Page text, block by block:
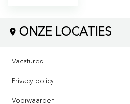
LOCATIES
ONZE LOCATIES
Contact
Vacatures
Privacy policy
Voorwaarden